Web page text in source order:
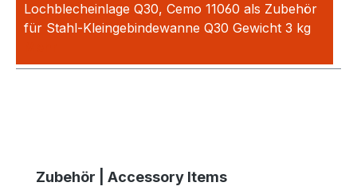
Lochblecheinlage Q30, Cemo 11060 als Zubehör
für Stahl-Kleingebindewanne Q30 Gewicht 3 kg
Produktgalerie überspringen
Zubehör | Accessory Items